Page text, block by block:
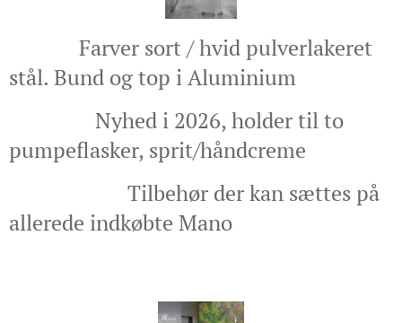
Farver sort / hvid pulverlakeret
stål. Bund og top i Aluminium
Nyhed i 2026, holder til to
pumpeflasker, sprit/håndcreme
Tilbehør der kan sættes på
allerede indkøbte Mano